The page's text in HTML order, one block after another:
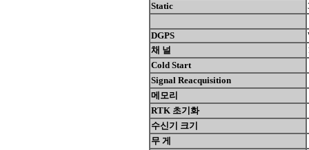
Static
DGPS
채 널
Cold Start
Signal Reacquisition
메모리
RTK 초기화
수신기 크기
무 게